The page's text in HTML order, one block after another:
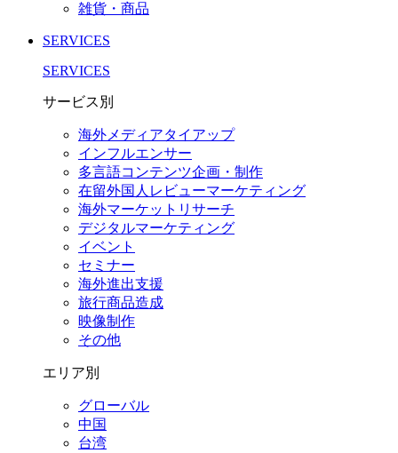
雑貨・商品
SERVICES
SERVICES
サービス別
海外メディアタイアップ
インフルエンサー
多言語コンテンツ企画・制作
在留外国⼈レビューマーケティング
海外マーケットリサーチ
デジタルマーケティング
イベント
セミナー
海外進出支援
旅行商品造成
映像制作
その他
エリア別
グローバル
中国
台湾